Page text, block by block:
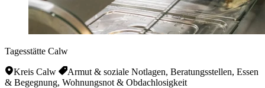
Tagesstätte Calw
Kreis Calw
Armut & soziale Notlagen, Beratungsstellen, Essen
& Begegnung, Wohnungsnot & Obdachlosigkeit